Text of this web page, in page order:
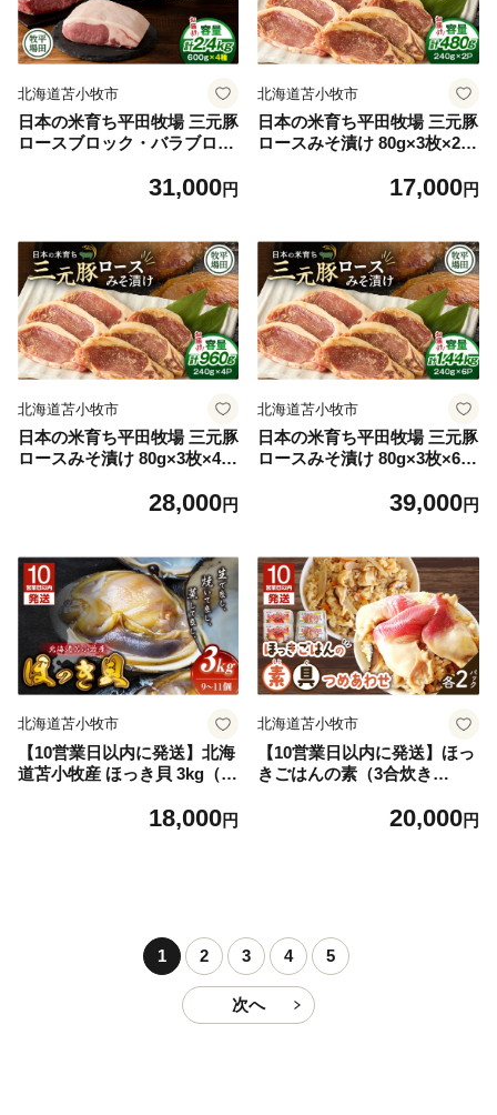
北海道苫小牧市
日本の米育ち平田牧場 三元豚
ロースブロック・バラブロッ
肉 各600g（計2.4kg） T0
31,000円
北海道苫小牧市
日本の米育ち平田牧場 三元豚
ロースみそ漬け 80g×3枚×2パ
17,000円
北海道苫小牧市
日本の米育ち平田牧場 三元豚
ロースみそ漬け 80g×3枚×4パ
28,000円
北海道苫小牧市
日本の米育ち平田牧場 三元豚
ロースみそ漬け 80g×3枚×6パ
39,000円
北海道苫小牧市
【10営業日以内に発送】北海
道苫小牧産 ほっき貝 3kg（9
18,000円
北海道苫小牧市
【10営業日以内に発送】ほっ
きごはんの素（3合炊き
合炊き用） 各2パック詰合
20,000円
1 2 3 4 5
次へ